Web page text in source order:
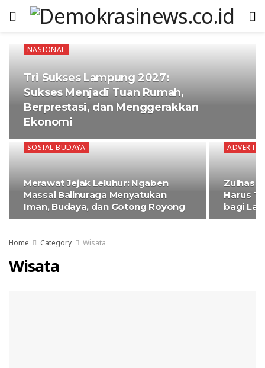
NASIONAL
Tri Sukses Lampung 2027:
Sukses Menjadi Tuan Rumah,
Berprestasi, dan Menggerakkan
Ekonomi
SOSIAL BUDAYA
Merawat Jejak Leluhur: Ngaben
Massal Balinuraga Menyatukan
Iman, Budaya, dan Gotong Royong
Zulhas:
Harus
bagi
Home Category Wisata
Wisata